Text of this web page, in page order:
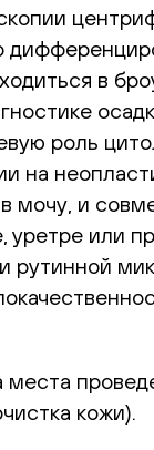
в
роль
на
и
или
места
кожи).